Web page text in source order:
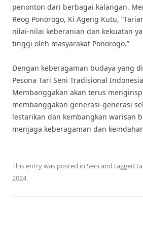
penonton dari berbagai kalangan.
Reog Ponorogo, Ki Ageng Kutu,
nilai-nilai keberanian dan kekuatan
tinggi oleh masyarakat Ponorogo.”
Dengan keberagaman budaya yang
Pesona Tari Seni Tradisional
Membanggakan akan terus
membanggakan generasi-generasi
lestarikan dan kembangkan warisan
menjaga keberagaman dan
This entry was posted in Seniand tagged
2024.